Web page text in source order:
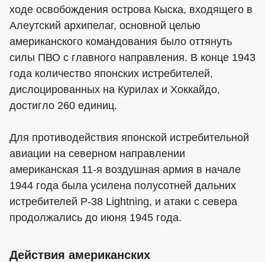
ходе освобождения острова Кыска, входящего в
Алеутский архипелаг, основной целью
американского командования было оттянуть
силы ПВО с главного направления. В конце 1943
года количество японских истребителей,
дислоцированных на Курилах и Хоккайдо,
достигло 260 единиц.
Для противодействия японской истребительной
авиации на северном направлении
американская 11-я воздушная армия в начале
1944 года была усилена полусотней дальних
истребителей P-38 Lightning, и атаки с севера
продолжались до июня 1945 года.
Действия американских